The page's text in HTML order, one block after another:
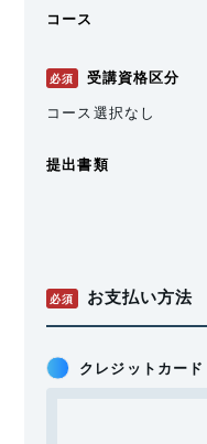
コース
必須
受講資格区分
コース選択なし
提出書類
必須 お支払い方法
クレジットカード